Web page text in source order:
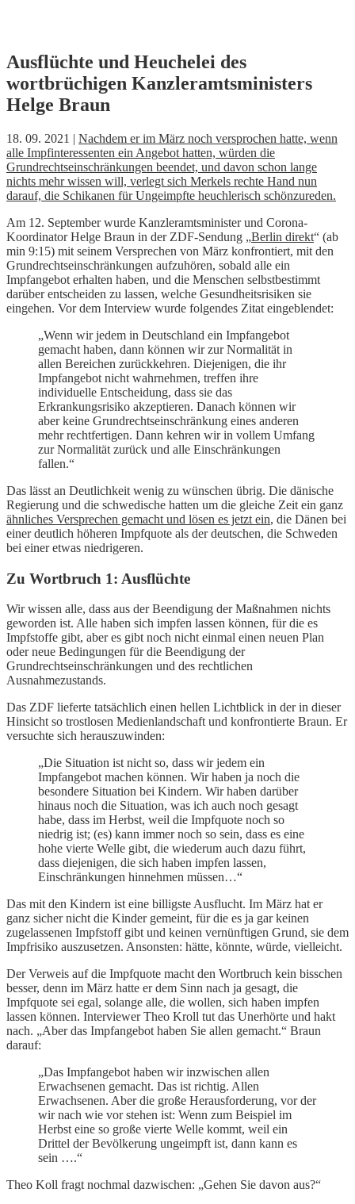
Skip
to
content
Ausflüchte und Heuchelei des
wortbrüchigen Kanzleramtsministers
Helge Braun
18. 09. 2021 | Nachdem er im März noch versprochen hatte, wenn
alle Impfinteressenten ein Angebot hatten, würden die
Grundrechtseinschränkungen beendet, und davon schon lange
nichts mehr wissen will, verlegt sich Merkels rechte Hand nun
darauf, die Schikanen für Ungeimpfte heuchlerisch schönzureden.
Am 12. September wurde Kanzleramtsminister und Corona-
Koordinator Helge Braun in der ZDF-Sendung „Berlin direkt“ (ab
min 9:15) mit seinem Versprechen von März konfrontiert, mit den
Grundrechtseinschränkungen aufzuhören, sobald alle ein
Impfangebot erhalten haben, und die Menschen selbstbestimmt
darüber entscheiden zu lassen, welche Gesundheitsrisiken sie
eingehen. Vor dem Interview wurde folgendes Zitat eingeblendet:
„Wenn wir jedem in Deutschland ein Impfangebot
gemacht haben, dann können wir zur Normalität in
allen Bereichen zurückkehren. Diejenigen, die ihr
Impfangebot nicht wahrnehmen, treffen ihre
individuelle Entscheidung, dass sie das
Erkrankungsrisiko akzeptieren. Danach können wir
aber keine Grundrechtseinschränkung eines anderen
mehr rechtfertigen. Dann kehren wir in vollem Umfang
zur Normalität zurück und alle Einschränkungen
fallen.“
Das lässt an Deutlichkeit wenig zu wünschen übrig. Die dänische
Regierung und die schwedische hatten um die gleiche Zeit ein ganz
ähnliches Versprechen gemacht und lösen es jetzt ein, die Dänen bei
einer deutlich höheren Impfquote als der deutschen, die Schweden
bei einer etwas niedrigeren.
Zu Wortbruch 1: Ausflüchte
Wir wissen alle, dass aus der Beendigung der Maßnahmen nichts
geworden ist. Alle haben sich impfen lassen können, für die es
Impfstoffe gibt, aber es gibt noch nicht einmal einen neuen Plan
oder neue Bedingungen für die Beendigung der
Grundrechtseinschränkungen und des rechtlichen
Ausnahmezustands.
Das ZDF lieferte tatsächlich einen hellen Lichtblick in der in dieser
Hinsicht so trostlosen Medienlandschaft und konfrontierte Braun. Er
versuchte sich herauszuwinden:
„Die Situation ist nicht so, dass wir jedem ein
Impfangebot machen können. Wir haben ja noch die
besondere Situation bei Kindern. Wir haben darüber
hinaus noch die Situation, was ich auch noch gesagt
habe, dass im Herbst, weil die Impfquote noch so
niedrig ist; (es) kann immer noch so sein, dass es eine
hohe vierte Welle gibt, die wiederum auch dazu führt,
dass diejenigen, die sich haben impfen lassen,
Einschränkungen hinnehmen müssen…“
Das mit den Kindern ist eine billigste Ausflucht. Im März hat er
ganz sicher nicht die Kinder gemeint, für die es ja gar keinen
zugelassenen Impfstoff gibt und keinen vernünftigen Grund, sie dem
Impfrisiko auszusetzen. Ansonsten: hätte, könnte, würde, vielleicht.
Der Verweis auf die Impfquote macht den Wortbruch kein bisschen
besser, denn im März hatte er dem Sinn nach ja gesagt, die
Impfquote sei egal, solange alle, die wollen, sich haben impfen
lassen können. Interviewer Theo Kroll tut das Unerhörte und hakt
nach. „Aber das Impfangebot haben Sie allen gemacht.“ Braun
darauf:
„Das Impfangebot haben wir inzwischen allen
Erwachsenen gemacht. Das ist richtig. Allen
Erwachsenen. Aber die große Herausforderung, vor der
wir nach wie vor stehen ist: Wenn zum Beispiel im
Herbst eine so große vierte Welle kommt, weil ein
Drittel der Bevölkerung ungeimpft ist, dann kann es
sein ….“
Theo Koll fragt nochmal dazwischen: „Gehen Sie davon aus?“